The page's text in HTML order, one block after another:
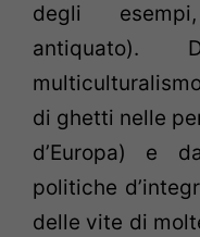
degli
antiquato).
di ghetti nelle
d’Europa) e
politiche
delle vite di